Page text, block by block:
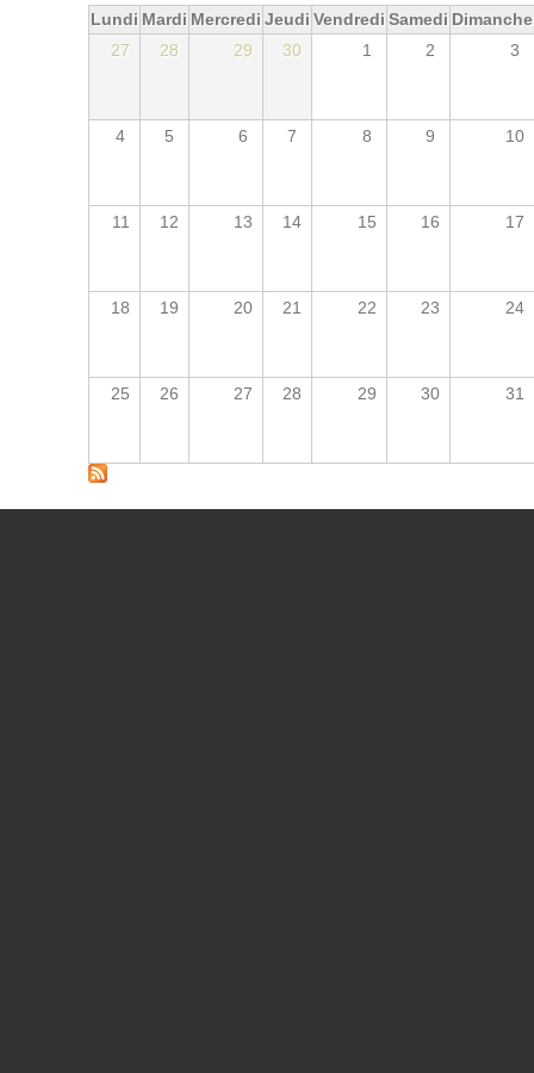
Lundi Mardi Mercredi Jeudi Vendredi Samedi Dimanche
27
28 29 30 1 2 3
4 5 6 7 8 9 10
11 12 13 14 15 16 17
18 19 20 21 22 23 24
25 26 27 28 29 30 31